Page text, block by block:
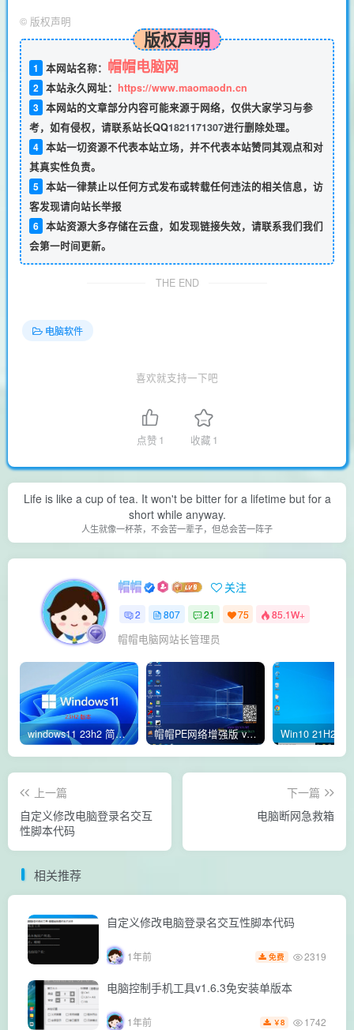
© 版权声明
版权声明
1 本网站名称： 帽帽电脑网
2 本站永久网址： https://www.maomaodn.cn
3 本网站的文章部分内容可能来源于网络，仅供大家学习与参
考，如有侵权，请联系站长QQ1821171307进行删除处理。
4 本站一切资源不代表本站立场，并不代表本站赞同其观点和对
其真实性负责。
5 本站一律禁止以任何方式发布或转载任何违法的相关信息，访
客发现请向站长举报
6 本站资源大多存储在云盘，如发现链接失效，请联系我们我们
会第一时间更新。
THE END
电脑软件
喜欢就支持一下吧
点赞 1 收藏 1
Life is like a cup of tea. It won't be bitter for a lifetime but for a
short while anyway.
人生就像一杯茶，不会苦一辈子，但总会苦一阵子
帽帽 关注
2 807 21 75 85.1W+
帽帽电脑网站长管理员
windows11 23h2 简体中文版64位 正式版 帽帽PE网络增强版 v2.4版本
上一篇
自定义修改电脑登录名交互
性脚本代码
下一篇
电脑断网急救箱
相关推荐
自定义修改电脑登录名交互性脚本代码
1年前 免费 2319
电脑控制手机工具v1.6.3免安装单版本
1年前 ￥8 1742